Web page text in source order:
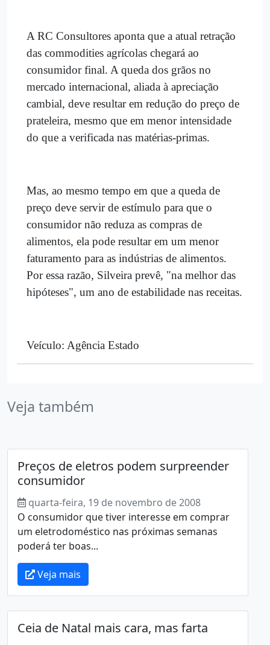
A RC Consultores aponta que a atual retração
das commodities agrícolas chegará ao
consumidor final. A queda dos grãos no
mercado internacional, aliada à apreciação
cambial, deve resultar em redução do preço de
prateleira, mesmo que em menor intensidade
do que a verificada nas matérias-primas.
Mas, ao mesmo tempo em que a queda de
preço deve servir de estímulo para que o
consumidor não reduza as compras de
alimentos, ela pode resultar em um menor
faturamento para as indústrias de alimentos.
Por essa razão, Silveira prevê, "na melhor das
hipóteses", um ano de estabilidade nas receitas.
Veículo: Agência Estado
Veja também
Preços de eletros podem surpreender
consumidor
quarta-feira, 19 de novembro de 2008
O consumidor que tiver interesse em comprar
um eletrodoméstico nas próximas semanas
poderá ter boas...
Veja mais
Ceia de Natal mais cara, mas farta